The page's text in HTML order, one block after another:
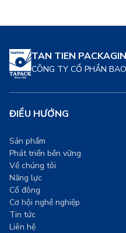
TAN TIEN
CÔNG TY CỔ PHẦN
ĐIỀU HƯỚNG
Sản phẩm
Phát triển bền vững
Về chúng tôi
Năng lực
Cổ đông
Cơ hội nghề nghiệp
Tin tức
Liên hệ